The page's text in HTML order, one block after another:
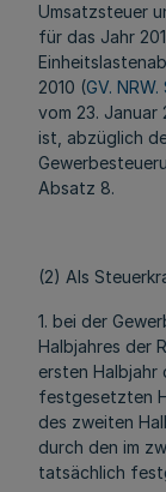
Umsatzsteuer
für das Jahr
2010 (GV. NRW.
vom 23. Januar
ist, abzüglich
Absatz 8.
(2) Als
1. bei der
Halbjahres der
ersten
festgesetzten
des zweiten
durch den im
tatsächlich